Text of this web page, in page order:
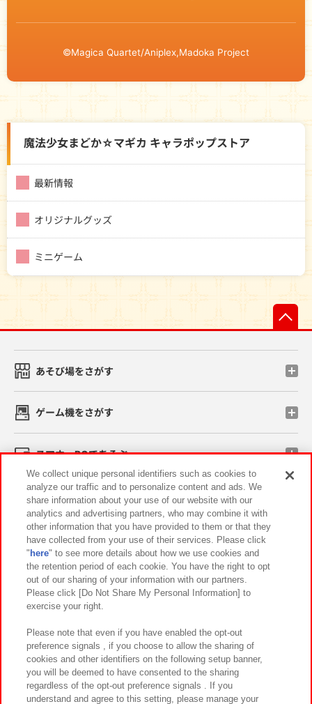
©Magica Quartet/Aniplex,Madoka Project
魔法少女まどか☆マギカ キャラポップストア
最新情報
オリジナルグッズ
ミニゲーム
あそび場をさがす
ゲーム機をさがす
スマホ・PCであそぶ
イベント・キャンペーン
関連会社 サステナビリティ サイトポリシー
プライバシーポリシー ウェブアクセシビリティ方針と検証結果
お取引先さまとともに
カスタマーハラスメント対応方針 よくあるご質問・お問い合わせ
We collect unique personal identifiers such as cookies to
analyze our traffic and to personalize content and ads. We
share information about your use of our website with our
analytics and advertising partners, who may combine it with
other information that you have provided to them or that they
have collected from your use of their services. Please click
" here" to see more details about how we use cookies and
the retention period of each cookie. You have the right to opt
out of our sharing of your information with our partners.
Please click [Do Not Share My Personal Information] to
exercise your right.
Please note that even if you have enabled the opt-out
preference signals , if you choose to allow the sharing of
cookies and other identifiers on the following setup banner,
you will be deemed to have consented to the sharing
regardless of the opt-out preference signals . If you
understand and agree to this setting, please manage your